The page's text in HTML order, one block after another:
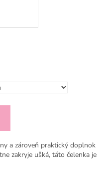
a zároveň praktický doplnok
zakryje ušká, táto čelenka je